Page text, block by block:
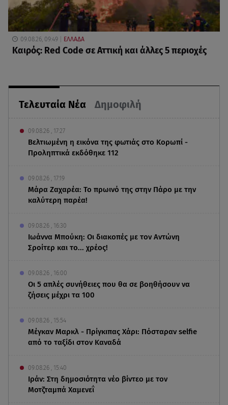
Τελευταία Νέα Δημοφιλή
09.08.26 , 17:27
Βελτιωμένη η εικόνα της φωτιάς στο Κορωπί -
Προληπτικά εκδόθηκε 112
09.08.26 , 17:19
Μάρα Ζαχαρέα: Το πρωινό της στην Πάρο με την
καλύτερη παρέα!
09.08.26 , 16:30
Ιωάννα Μπούκη: Οι διακοπές με τον Αντώνη
Σροίτερ και το... χρέος!
09.08.26 , 16:00
Οι 5 απλές συνήθειες που θα σε βοηθήσουν να
ζήσεις μέχρι τα 100
09.08.26 , 15:54
Μέγκαν Μαρκλ - Πρίγκιπας Χάρι: Πόσταραν selfie
από το ταξίδι στον Καναδά
09.08.26 , 15:40
Ιράν: Στη δημοσιότητα νέο βίντεο με τον
Μοτζταμπά Χαμενεΐ
09.08.26, 09:49 ΕΛΛΑΔΑ
Καιρός: Red Code σε Αττική και άλλες 5 περιοχές